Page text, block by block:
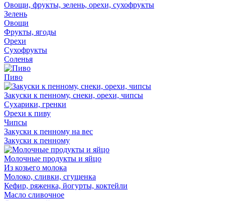
Овощи, фрукты, зелень, орехи, сухофрукты
Зелень
Овощи
Фрукты, ягоды
Орехи
Сухофрукты
Соленья
Пиво
Закуски к пенному, снеки, орехи, чипсы
Сухарики, гренки
Орехи к пиву
Чипсы
Закуски к пенному на вес
Закуски к пенному
Молочные продукты и яйцо
Из козьего молока
Молоко, сливки, сгущенка
Кефир, ряженка, йогурты, коктейли
Масло сливочное